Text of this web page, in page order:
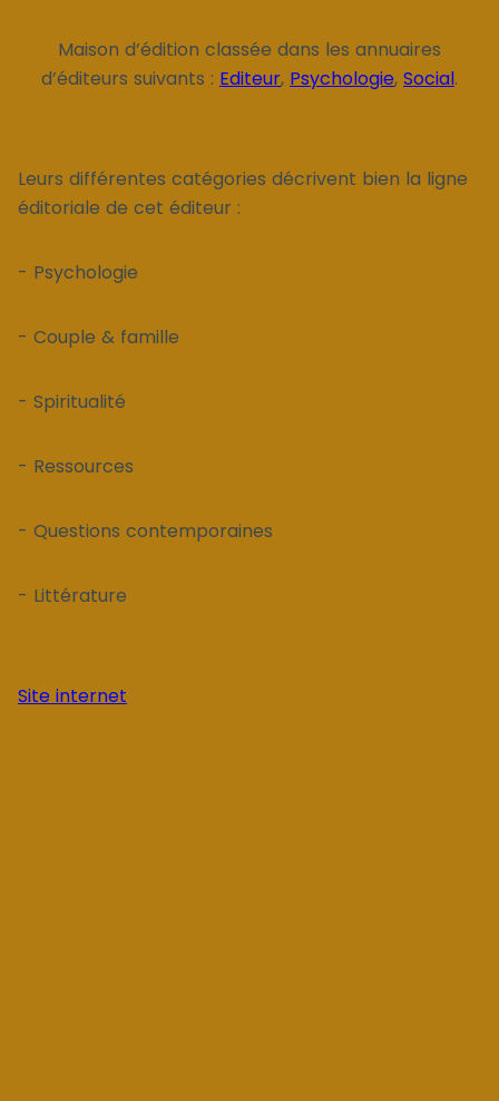
Maison d’édition classée dans les annuaires
d’éditeurs suivants : Editeur, Psychologie, Social.
Leurs différentes catégories décrivent bien la ligne
éditoriale de cet éditeur :
- Psychologie
- Couple & famille
- Spiritualité
- Ressources
- Questions contemporaines
- Littérature
Site internet